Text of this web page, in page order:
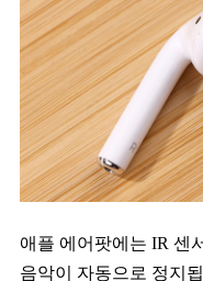
애플 에어팟에는 IR 센
음악이 자동으로 정지